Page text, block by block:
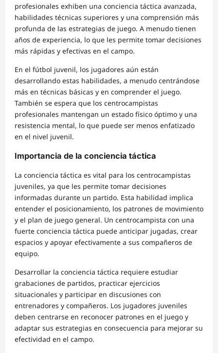
profesionales exhiben una conciencia táctica avanzada,
habilidades técnicas superiores y una comprensión más
profunda de las estrategias de juego. A menudo tienen
años de experiencia, lo que les permite tomar decisiones
más rápidas y efectivas en el campo.
En el fútbol juvenil, los jugadores aún están
desarrollando estas habilidades, a menudo centrándose
más en técnicas básicas y en comprender el juego.
También se espera que los centrocampistas
profesionales mantengan un estado físico óptimo y una
resistencia mental, lo que puede ser menos enfatizado
en el nivel juvenil.
Importancia de la conciencia táctica
La conciencia táctica es vital para los centrocampistas
juveniles, ya que les permite tomar decisiones
informadas durante un partido. Esta habilidad implica
entender el posicionamiento, los patrones de movimiento
y el plan de juego general. Un centrocampista con una
fuerte conciencia táctica puede anticipar jugadas, crear
espacios y apoyar efectivamente a sus compañeros de
equipo.
Desarrollar la conciencia táctica requiere estudiar
grabaciones de partidos, practicar ejercicios
situacionales y participar en discusiones con
entrenadores y compañeros. Los jugadores juveniles
deben centrarse en reconocer patrones en el juego y
adaptar sus estrategias en consecuencia para mejorar su
efectividad en el campo.